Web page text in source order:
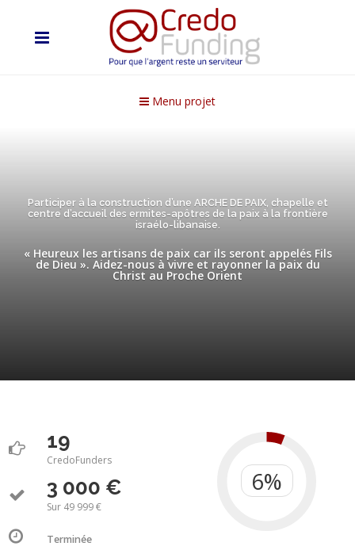
Menu projet
Participer à la construction d’une ARCHE DE PAIX, chapelle et
centre d’accueil des ermites-apôtres de la paix à la frontière
israélo-libanaise.
« Heureux les artisans de paix car ils seront appelés Fils
de Dieu ». Aidez-nous à vivre et rayonner la paix du
Christ au Proche Orient
19
CredoFunders
3 000 €
Sur 49 999 €
Terminée